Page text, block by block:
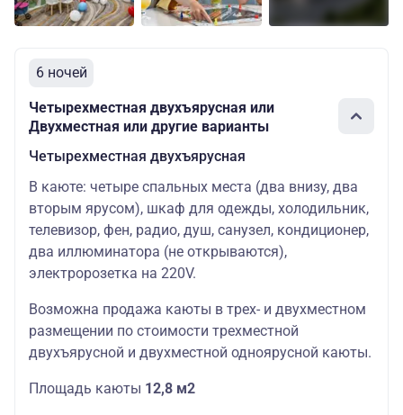
6 ночей
Четырехместная двухъярусная или
Двухместная или другие варианты
Четырехместная двухъярусная
В каюте: четыре спальных места (два внизу, два
вторым ярусом), шкаф для одежды, холодильник,
телевизор, фен, радио, душ, санузел, кондиционер,
два иллюминатора (не открываются),
электророзетка на 220V.
Возможна продажа каюты в трех- и двухместном
размещении по стоимости трехместной
двухъярусной и двухместной одноярусной каюты.
Площадь каюты 12,8 м2